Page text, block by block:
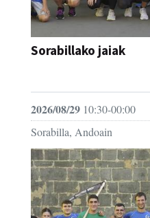
Sorabillako jaiak
2026/08/29 10:30-00:00
Sorabilla, Andoain